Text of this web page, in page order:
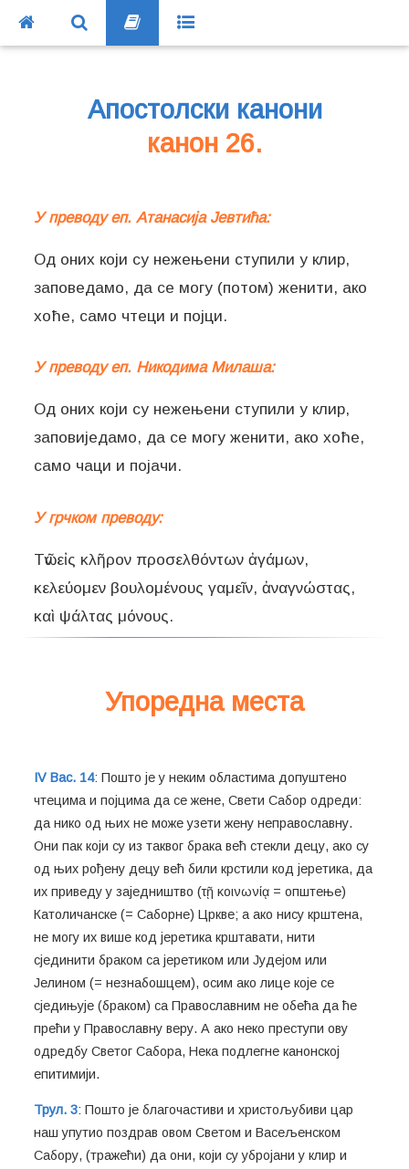
Апостолски канони
канон 26.
У преводу еп. Атанасија Јевтића:
Од оних који су нежењени ступили у клир,
заповедамо, да се могу (потом) женити, ако
хоће, само чтеци и појци.
У преводу еп. Никодима Милаша:
Од оних који су нежењени ступили у клир,
заповиједамо, да се могу женити, ако хоће,
само чаци и појачи.
У грчком преводу:
Τῶν εἰς κλῆρον προσελθόντων ἀγάμων,
κελεύομεν βουλομένους γαμεῖν, ἀναγνώστας,
καὶ ψάλτας μόνους.
Упоредна места
IV Вас. 14: Пошто је у неким областима допуштено
чтецима и појцима да се жене, Свети Сабор одреди:
да нико од њих не може узети жену неправославну.
Они пак који су из таквог брака већ стекли децу, ако су
од њих рођену децу већ били крстили код јеретика, да
их приведу у заједништво (τῇ κοινωνίᾳ = општење)
Католичанске (= Саборне) Цркве; а ако нису крштена,
не могу их више код јеретика крштавати, нити
сјединити браком са јеретиком или Јудејом или
Јелином (= незнабошцем), осим ако лице које се
сједињује (браком) са Православним не обећа да ће
прећи у Православну веру. А ако неко преступи ову
одредбу Светог Сабора, Нека подлегне канонској
епитимији.
Трул. 3: Пошто је благочастиви и христољубиви цар
наш упутио поздрав овом Светом и Васељенском
Сабору, (тражећи) да они, који су убројани у клир и